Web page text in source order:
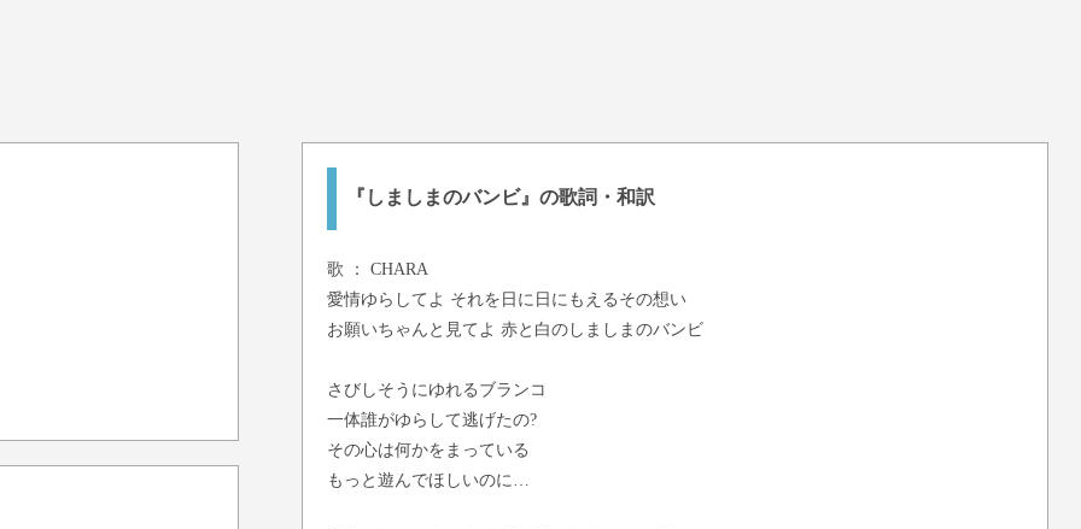
『しましまのバンビ』の歌詞・和訳
歌 ： CHARA
愛情ゆらしてよ それを日に日にもえるその想い
お願いちゃんと見てよ 赤と白のしましまのバンビ
さびしそうにゆれるブランコ
一体誰がゆらして逃げたの?
その心は何かをまっている
もっと遊んでほしいのに…